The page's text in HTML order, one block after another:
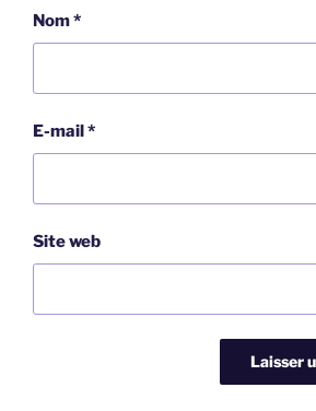
Nom*
E-mail*
Site web